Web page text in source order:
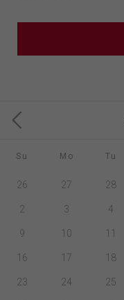
Su Mo Tu
26 27 28
2 3 4
9 10 11
16 17 18
23 24 25